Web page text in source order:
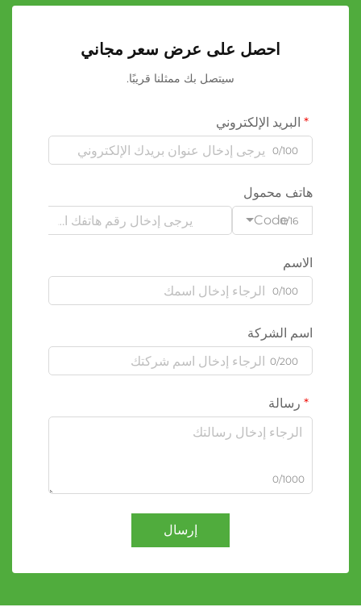
احصل على عرض سعر مجاني
سيتصل بك ممثلنا قريبًا.
البريد الإلكتروني
0/100
هاتف محمول
Code0/16
الاسم
0/100
اسم الشركة
0/200
رسالة
0/1000
إرسال